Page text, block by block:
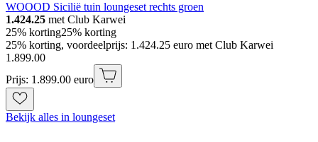
WOOOD Sicilië tuin loungeset rechts groen
1.424.25 met Club Karwei
25% korting25% korting
25% korting, voordeelprijs: 1.424.25 euro met Club Karwei
1.899.00
Prijs: 1.899.00 euro
Bekijk alles in loungeset